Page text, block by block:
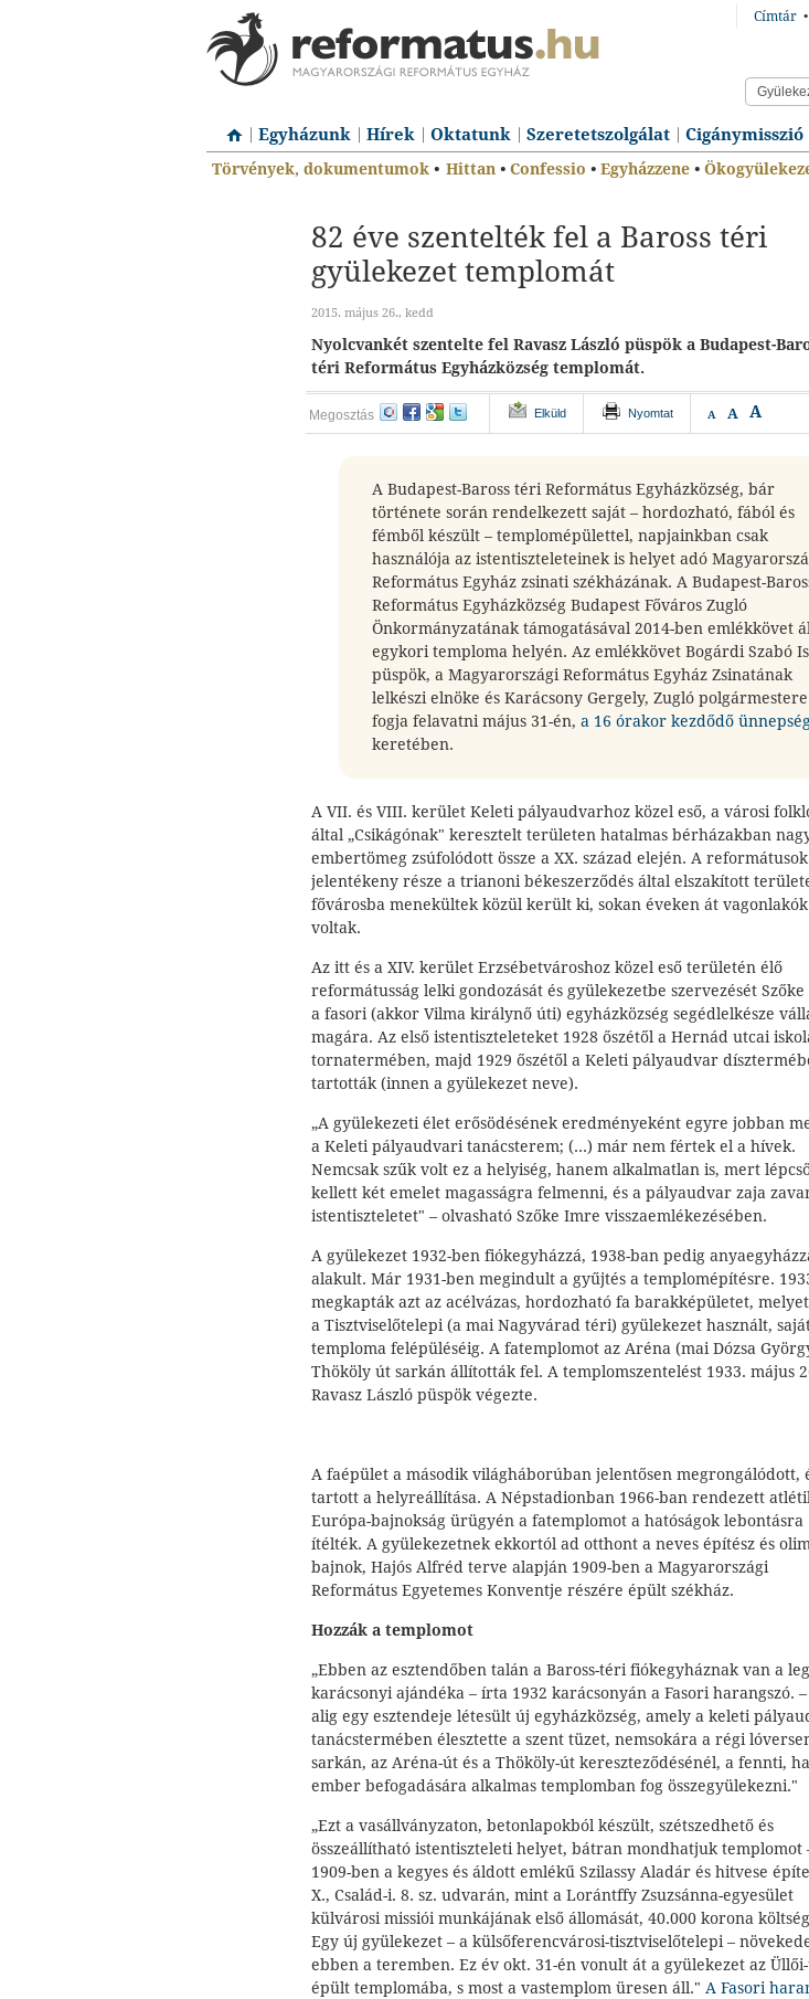
Címtár •
Egyházunk Hírek Oktatunk Szeretetszolgálat Cigánymisszió
Törvények, dokumentumok • Hittan • Confessio • Egyházzene •
82 éve szentelték fel a Baross téri
gyülekezet templomát
2015. május 26., kedd
Nyolcvankét szentelte fel Ravasz László püspök a Budapest-
téri Református Egyházközség templomát.
Megosztás Elküld Nyomtat A A A
A Budapest-Baross téri Református Egyházközség, bár
története során rendelkezett saját – hordozható, fából és
fémből készült – templomépülettel, napjainkban csak
használója az istentiszteleteinek is helyet adó
Református Egyház zsinati székházának. A Budapest-
Református Egyházközség Budapest Főváros Zugló
Önkormányzatának támogatásával 2014-ben emlékkövet
egykori temploma helyén. Az emlékkövet Bogárdi Szabó
püspök, a Magyarországi Református Egyház Zsinatának
lelkészi elnöke és Karácsony Gergely, Zugló polgármestere
fogja felavatni május 31-én, a 16 órakor kezdődő
keretében.
A VII. és VIII. kerület Keleti pályaudvarhoz közel eső, a városi
által „Csikágónak" keresztelt területen hatalmas bérházakban
embertömeg zsúfolódott össze a XX. század elején. A reformátusok
jelentékeny része a trianoni békeszerződés által elszakított
fővárosba menekültek közül került ki, sokan éveken át vagonlakók
voltak.
Az itt és a XIV. kerület Erzsébetvároshoz közel eső területén élő
reformátusság lelki gondozását és gyülekezetbe szervezését
a fasori (akkor Vilma királynő úti) egyházközség segédlelkésze
magára. Az első istentiszteleteket 1928 őszétől a Hernád utcai
tornatermében, majd 1929 őszétől a Keleti pályaudvar
tartották (innen a gyülekezet neve).
„A gyülekezeti élet erősödésének eredményeként egyre jobban
a Keleti pályaudvari tanácsterem; (...) már nem fértek el a hívek.
Nemcsak szűk volt ez a helyiség, hanem alkalmatlan is, mert
kellett két emelet magasságra felmenni, és a pályaudvar zaja
istentiszteletet" – olvasható Szőke Imre visszaemlékezésében.
A gyülekezet 1932-ben fiókegyházzá, 1938-ban pedig
alakult. Már 1931-ben megindult a gyűjtés a templomépítésre.
megkapták azt az acélvázas, hordozható fa barakképületet,
a Tisztviselőtelepi (a mai Nagyvárad téri) gyülekezet használt,
temploma felépüléséig. A fatemplomot az Aréna (mai Dózsa
Thököly út sarkán állították fel. A templomszentelést 1933. május
Ravasz László püspök végezte.
A faépület a második világháborúban jelentősen megrongálódott,
tartott a helyreállítása. A Népstadionban 1966-ban rendezett
Európa-bajnokság ürügyén a fatemplomot a hatóságok lebontásra
ítélték. A gyülekezetnek ekkortól ad otthont a neves építész és
bajnok, Hajós Alfréd terve alapján 1909-ben a Magyarországi
Református Egyetemes Konventje részére épült székház.
Hozzák a templomot
„Ebben az esztendőben talán a Baross-téri fiókegyháznak van a
karácsonyi ajándéka – írta 1932 karácsonyán a Fasori harangszó.
alig egy esztendeje létesült új egyházközség, amely a keleti
tanácstermében élesztette a szent tüzet, nemsokára a régi
sarkán, az Aréna-út és a Thököly-út kereszteződésénél, a fennti,
ember befogadására alkalmas templomban fog összegyülekezni."
„Ezt a vasállványzaton, betonlapokból készült, szétszedhető és
összeállítható istentiszteleti helyet, bátran mondhatjuk templomot
1909-ben a kegyes és áldott emlékű Szilassy Aladár és hitvese
X., Család-i. 8. sz. udvarán, mint a Lorántffy Zsuzsánna-egyesület
külvárosi missiói munkájának első állomását, 40.000 korona
Egy új gyülekezet – a külsőferencvárosi-tisztviselőtelepi –
ebben a teremben. Ez év okt. 31-én vonult át a gyülekezet az
épült templomába, s most a vastemplom üresen áll." A Fasori